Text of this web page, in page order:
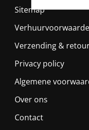
Sitemap
Verzending &
Privacy policy
Algemene
Over ons
Contact